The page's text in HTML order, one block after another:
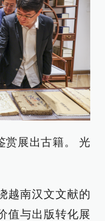
赏展出古籍。 光
越南汉文文献的
值与出版转化展